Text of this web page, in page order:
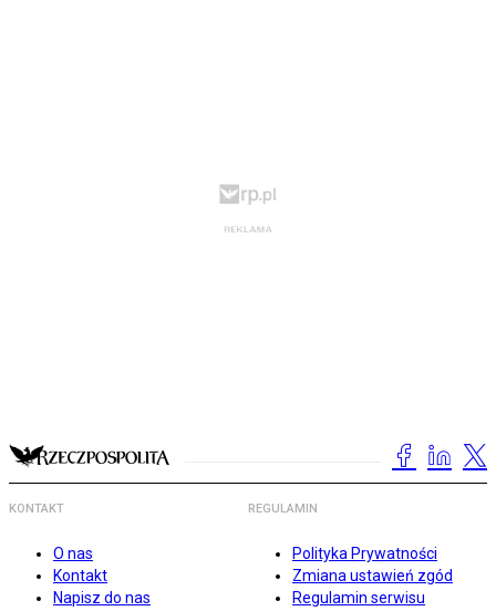
KONTAKT
O nas
Kontakt
Napisz do nas
REGULAMIN
Polityka Prywatności
Zmiana ustawień zgód
Regulamin serwisu